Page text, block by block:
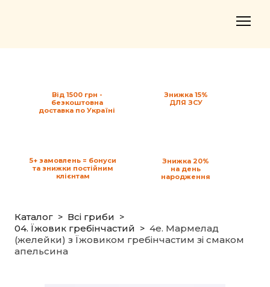
Знижка 15%
ДЛЯ ЗСУ
Від 1500 грн -
безкоштовна
доставка по Україні
5+ замовлень = бонуси
та знижки постійним
клієнтам
Знижка 20%
на день
народження
Каталог
Всі гриби
04. Їжовик гребінчастий
4e. Мармелад
(желейки) з Їжовиком гребінчастим зі смаком
апельсина